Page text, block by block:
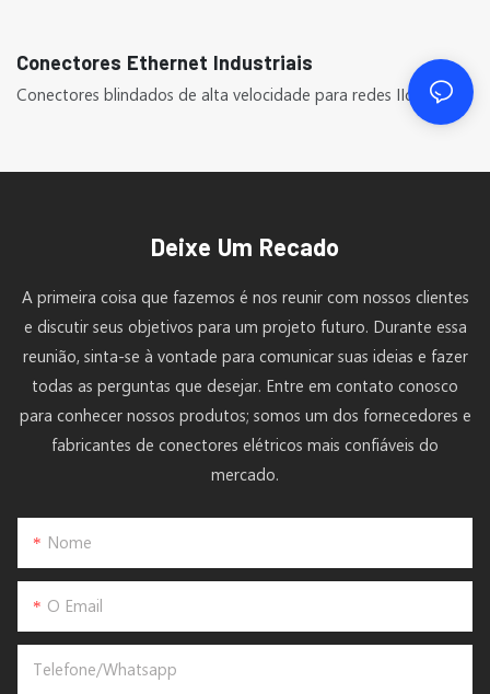
Conectores Ethernet Industriais
Conectores blindados de alta velocidade para redes IIoT.
Deixe Um Recado
A primeira coisa que fazemos é nos reunir com nossos clientes
e discutir seus objetivos para um projeto futuro. Durante essa
reunião, sinta-se à vontade para comunicar suas ideias e fazer
todas as perguntas que desejar. Entre em contato conosco
para conhecer nossos produtos; somos um dos fornecedores e
fabricantes de conectores elétricos mais confiáveis ​​do
mercado.
Nome
O Email
Telefone/whatsapp